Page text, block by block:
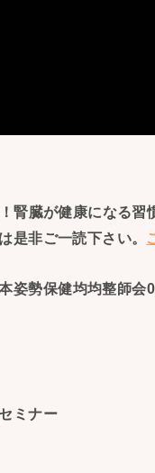
腎臓が健康になる習
是非ご一読下さい。
姿勢保健均均整師会
ミナー